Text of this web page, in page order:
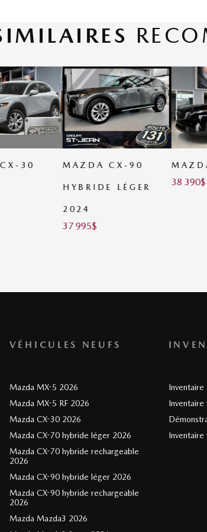
CX-90
LÉGER
MAZDA CX-5 2026
38 390 $ 38 390
VÉHICULES NEUFS
Mazda MX-5 2026
Mazda MX-5 RF 2026
Mazda CX-30 2026
Mazda CX-70 hybride léger 2026
Mazda CX-70 hybride rechargeable
2026
Mazda CX-90 hybride léger 2026
Mazda CX-90 hybride rechargeable
2026
Mazda Mazda3 2026
Inventaire
Inventaire